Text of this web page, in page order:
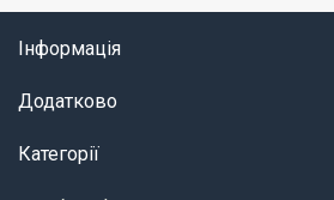
Інформація
Додатково
Категорії